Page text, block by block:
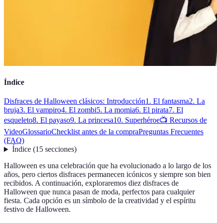
Índice
Disfraces de Halloween clásicos: Introducción1. El fantasma2. La
bruja3. El vampiro4. El zombi5. La momia6. El pirata7. El
esqueleto8. El payaso9. La princesa10. Superhéroe📺 Recursos de
VideoGlossarioChecklist antes de la compraPreguntas Frecuentes
(FAQ)
Índice(15 secciones)
Halloween es una celebración que ha evolucionado a lo largo de los
años, pero ciertos disfraces permanecen icónicos y siempre son bien
recibidos. A continuación, exploraremos diez disfraces de
Halloween que nunca pasan de moda, perfectos para cualquier
fiesta. Cada opción es un símbolo de la creatividad y el espíritu
festivo de Halloween.